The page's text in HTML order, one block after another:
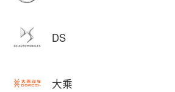
DS
大乘